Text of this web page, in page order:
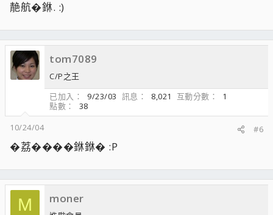
靘航�銝. :)
tom7089
C/P之王
已加入
9/23/03 訊息 8,021 互動分數
1
點數
38
10/24/04
#6
�荔����銝銝� :P
M moner